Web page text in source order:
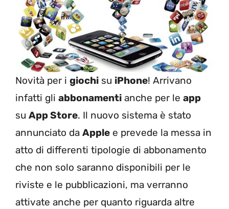
Novità per i giochi su iPhone! Arrivano
infatti gli abbonamenti anche per le app
su App Store. Il nuovo sistema è stato
annunciato da Apple e prevede la messa in
atto di differenti tipologie di abbonamento
che non solo saranno disponibili per le
riviste e le pubblicazioni, ma verranno
attivate anche per quanto riguarda altre